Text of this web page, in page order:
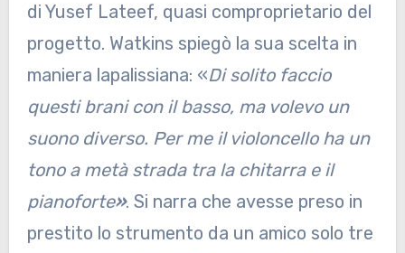
di Yusef Lateef, quasi comproprietario del
progetto. Watkins spiegò la sua scelta in
maniera lapalissiana: «Di solito faccio
questi brani con il basso, ma volevo un
suono diverso. Per me il violoncello ha un
tono a metà strada tra la chitarra e il
pianoforte». Si narra che avesse preso in
prestito lo strumento da un amico solo tre